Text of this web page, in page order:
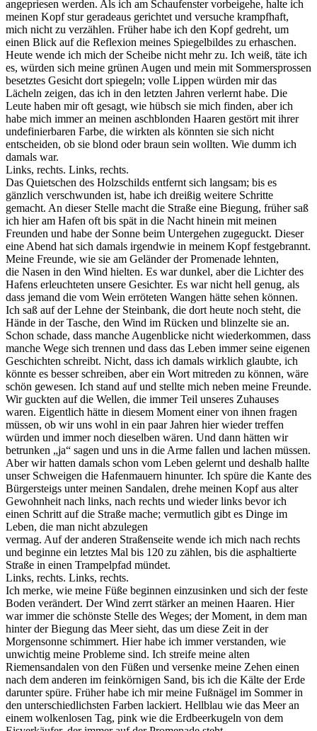
angepriesen werden. Als ich am Schaufenster vorbeigehe, halte ich
meinen Kopf stur geradeaus gerichtet und versuche krampfhaft,
mich nicht zu verzählen. Früher habe ich den Kopf gedreht, um
einen Blick auf die Reflexion meines Spiegelbildes zu erhaschen.
Heute wende ich mich der Scheibe nicht mehr zu. Ich weiß, täte ich
es, würden sich meine grünen Augen und mein mit Sommersprossen
besetztes Gesicht dort spiegeln; volle Lippen würden mir das
Lächeln zeigen, das ich in den letzten Jahren verlernt habe. Die
Leute haben mir oft gesagt, wie hübsch sie mich finden, aber ich
habe mich immer an meinen aschblonden Haaren gestört mit ihrer
undefinierbaren Farbe, die wirkten als könnten sie sich nicht
entscheiden, ob sie blond oder braun sein wollten. Wie dumm ich
damals war.
Links, rechts. Links, rechts.
Das Quietschen des Holzschilds entfernt sich langsam; bis es
gänzlich verschwunden ist, habe ich dreißig weitere Schritte
gemacht. An dieser Stelle macht die Straße eine Biegung, früher saß
ich hier am Hafen oft bis spät in die Nacht hinein mit meinen
Freunden und habe der Sonne beim Untergehen zugeguckt. Dieser
eine Abend hat sich damals irgendwie in meinem Kopf festgebrannt.
Meine Freunde, wie sie am Geländer der Promenade lehnten,
die Nasen in den Wind hielten. Es war dunkel, aber die Lichter des
Hafens erleuchteten unsere Gesichter. Es war nicht hell genug, als
dass jemand die vom Wein erröteten Wangen hätte sehen können.
Ich saß auf der Lehne der Steinbank, die dort heute noch steht, die
Hände in der Tasche, den Wind im Rücken und blinzelte sie an.
Schon schade, dass manche Augenblicke nicht wiederkommen, dass
manche Wege sich trennen und dass das Leben immer seine eigenen
Geschichten schreibt. Nicht, dass ich damals wirklich glaubte, ich
könnte es besser schreiben, aber ein Wort mitreden zu können, wäre
schön gewesen. Ich stand auf und stellte mich neben meine Freunde.
Wir guckten auf die Wellen, die immer Teil unseres Zuhauses
waren. Eigentlich hätte in diesem Moment einer von ihnen fragen
müssen, ob wir uns wohl in ein paar Jahren hier wieder treffen
würden und immer noch dieselben wären. Und dann hätten wir
betrunken „ja“ sagen und uns in die Arme fallen und lachen müssen.
Aber wir hatten damals schon vom Leben gelernt und deshalb hallte
unser Schweigen die Hafenmauern hinunter. Ich spüre die Kante des
Bürgersteigs unter meinen Sandalen, drehe meinen Kopf aus alter
Gewohnheit nach links, nach rechts und wieder links bevor ich
einen Schritt auf die Straße mache; vermutlich gibt es Dinge im
Leben, die man nicht abzulegen
vermag. Auf der anderen Straßenseite wende ich mich nach rechts
und beginne ein letztes Mal bis 120 zu zählen, bis die asphaltierte
Straße in einen Trampelpfad mündet.
Links, rechts. Links, rechts.
Ich merke, wie meine Füße beginnen einzusinken und sich der feste
Boden verändert. Der Wind zerrt stärker an meinen Haaren. Hier
war immer die schönste Stelle des Weges; der Moment, in dem man
hinter der Biegung das Meer sieht, das um diese Zeit in der
Morgensonne schimmert. Hier habe ich immer verstanden, wie
unwichtig meine Probleme sind. Ich streife meine alten
Riemensandalen von den Füßen und versenke meine Zehen einen
nach dem anderen im feinkörnigen Sand, bis ich die Kälte der Erde
darunter spüre. Früher habe ich mir meine Fußnägel im Sommer in
den unterschiedlichsten Farben lackiert. Hellblau wie das Meer an
einem wolkenlosen Tag, pink wie die Erdbeerkugeln von dem